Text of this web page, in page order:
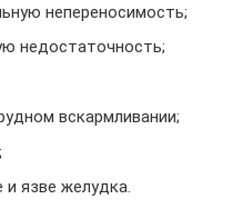
непереносимость;
недостаточность;
вскармливании;
и язве желудка.